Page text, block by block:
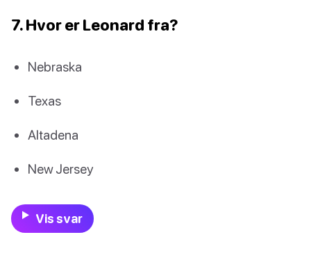
7. Hvor er Leonard fra?
Nebraska
Texas
Altadena
New Jersey
Vis svar